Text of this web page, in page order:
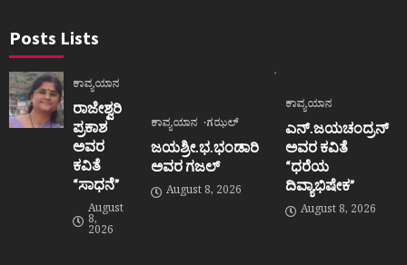
Posts Lists
ಕಾವ್ಯಯಾನ
ರಾಜೇಶ್ವರಿ
ಪ್ರಕಾಶ
ಅವರ
ಕವಿತೆ
“ಸಾಧನೆ”
August
8,
2026
ಕಾವ್ಯಯಾನ ಗಝಲ್
ಜಯಶ್ರೀ.ಭ.ಭಂಡಾರಿ
ಅವರ ಗಜಲ್
August 8, 2026
ಕಾವ್ಯಯಾನ
ಎನ್.ಜಯಚಂದ್ರನ್
ಅವರ ಕವಿತೆ
“ಧರೆಯ
ದಿವ್ಯಾಭಿಷೇಕ”
August 8, 2026